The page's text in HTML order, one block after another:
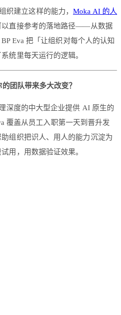
织建立这样的能力，Moka AI 的人
以直接参考的落地路径——从数据
Eva 把「让组织对每个人的认知
统里每天运行的逻辑。
团队带来多大改变？
深度的中大型企业提供 AI 原生的
覆盖从员工入职第一天到晋升发
组织把识人、用人的能力沉淀为
用，用数据验证效果。